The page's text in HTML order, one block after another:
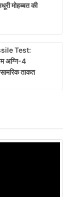
मोहब्बत की
Test:
अग्नि-4
ताकत